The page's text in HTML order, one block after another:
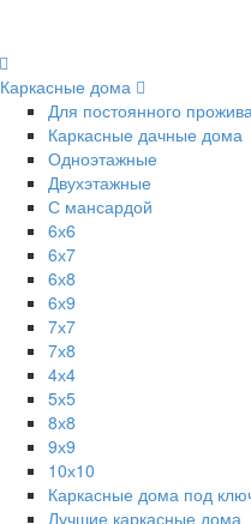
Каркасные дома
Для постоянного
Каркасные дачные дома
Одноэтажные
Двухэтажные
С мансардой
6х6
6х7
6х8
6х9
7х7
7х8
4х4
5х5
8х8
9х9
10х10
Каркасные дома под
Лучшие каркасные дома